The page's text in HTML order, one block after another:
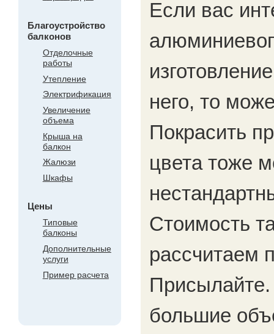
Благоустройство
балконов
Отделочные
работы
Утепление
Электрификация
Увеличение
объема
Крыша на
балкон
Жалюзи
Шкафы
Цены
Типовые
балконы
Дополнительные
услуги
Пример расчета
Если вас
него, то
Покрасить
цвета тоже
Стоимость
рассчитаем
большие